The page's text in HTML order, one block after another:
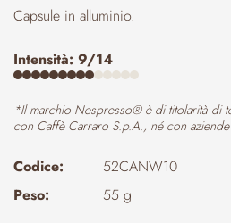
Capsule in alluminio.
Intensità: 9/14
*Il marchio Nespresso® è di titolarità di
con Caffè Carraro S.p.A., né con
Codice:
52CANW10
Peso:
55 g